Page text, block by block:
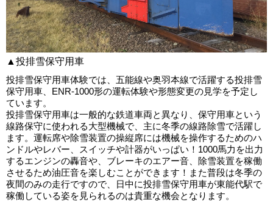
▲投排雪保守用車
投排雪保守用車体験では、五能線や奥羽本線で活躍する投排雪
保守用車、ENR-1000形の運転体験や形態変更の見学を予定し
ています。
投排雪保守用車は一般的な鉄道車両と異なり、保守用車という
線路保守に使われる大型機械で、主に冬季の線路除雪で活躍し
ます。運転席や除雪装置の操縦席には機械を操作するためのハ
ンドルやレバー、スイッチや計器がいっぱい！1000馬力を出力
するエンジンの轟音や、ブレーキのエアー音、除雪装置を稼働
させるため油圧音を楽しむことができます！また普段は冬季の
夜間のみの走行ですので、日中に投排雪保守用車が東能代駅で
稼働している姿を見られるのは貴重な機会となります。